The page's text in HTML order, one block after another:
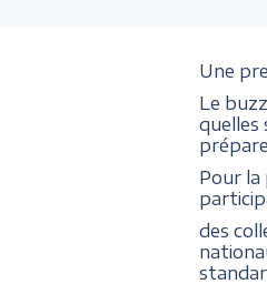
Une
Le
quelles
Pour la
des